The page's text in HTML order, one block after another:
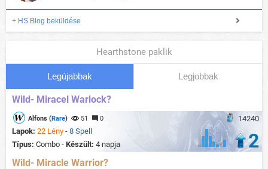
+ HS Blog beküldése
Hearthstone paklik
Legújabbak Legjobbak
Wild- Miracel Warlock?
14240
Alfons (Rare) 51 0
Lapok: 22 Lény - 8 Spell
Típus: Combo - Készült: 4 napja 2
Wild- Miracle Warrior?